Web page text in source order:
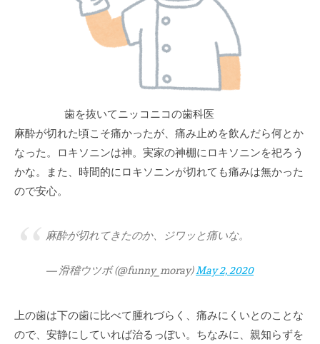
歯を抜いてニッコニコの歯科医
麻酔が切れた頃こそ痛かったが、痛み止めを飲んだら何とか
なった。ロキソニンは神。実家の神棚にロキソニンを祀ろう
かな。また、時間的にロキソニンが切れても痛みは無かった
ので安心。
麻酔が切れてきたのか、ジワッと痛いな。
— 滑稽ウツボ (@funny_moray)May 2, 2020
上の歯は下の歯に比べて腫れづらく、痛みにくいとのことな
ので、安静にしていれば治るっぽい。ちなみに、親知らずを